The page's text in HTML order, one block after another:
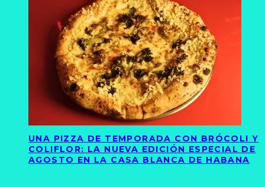
UNA PIZZA DE TEMPORADA CON BRÓCOLI Y
COLIFLOR: LA NUEVA EDICIÓN ESPECIAL DE
AGOSTO EN LA CASA BLANCA DE HABANA